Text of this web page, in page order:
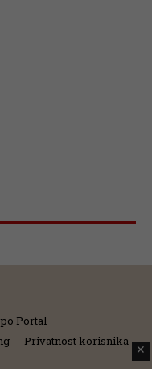
Portal
Privatnost korisnika
✕